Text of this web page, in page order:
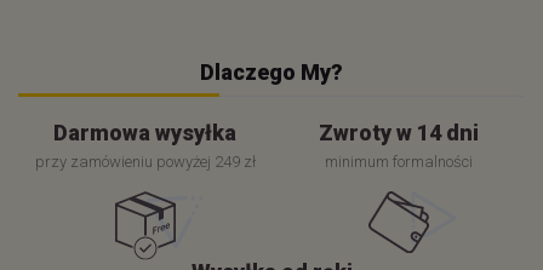
Dlaczego My?
Darmowa wysyłka
przy zamówieniu powyżej 249 zł
Zwroty w 14 dni
minimum formalności